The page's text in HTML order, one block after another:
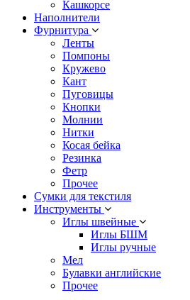
Кашкорсе
Наполнители
Фурнитура
Ленты
Помпоны
Кружево
Кант
Пуговицы
Кнопки
Молнии
Нитки
Косая бейка
Резинка
Фетр
Прочее
Сумки для текстиля
Инструменты
Иглы швейные
Иглы БШМ
Иглы ручные
Мел
Булавки английские
Прочее